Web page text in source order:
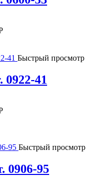
Быстрый просмотр
41
Быстрый просмотр
0906-95